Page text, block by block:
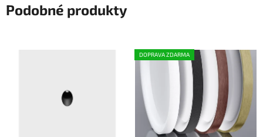
Podobné produkty
DOPRAVA ZDARMA